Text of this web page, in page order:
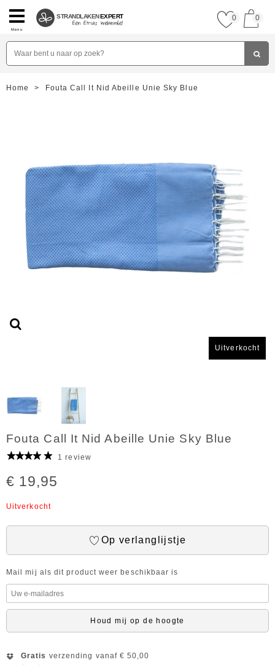
Menu
STRANDLAKENEXPERT 0 0
Home > Fouta Call It Nid Abeille Unie Sky Blue
Uitverkocht
Fouta Call It Nid Abeille Unie Sky Blue
1 review
€ 19,95
Uitverkocht
Op verlanglijstje
Mail mij als dit product weer beschikbaar is
Houd mij op de hoogte
Gratis verzending vanaf € 50,00